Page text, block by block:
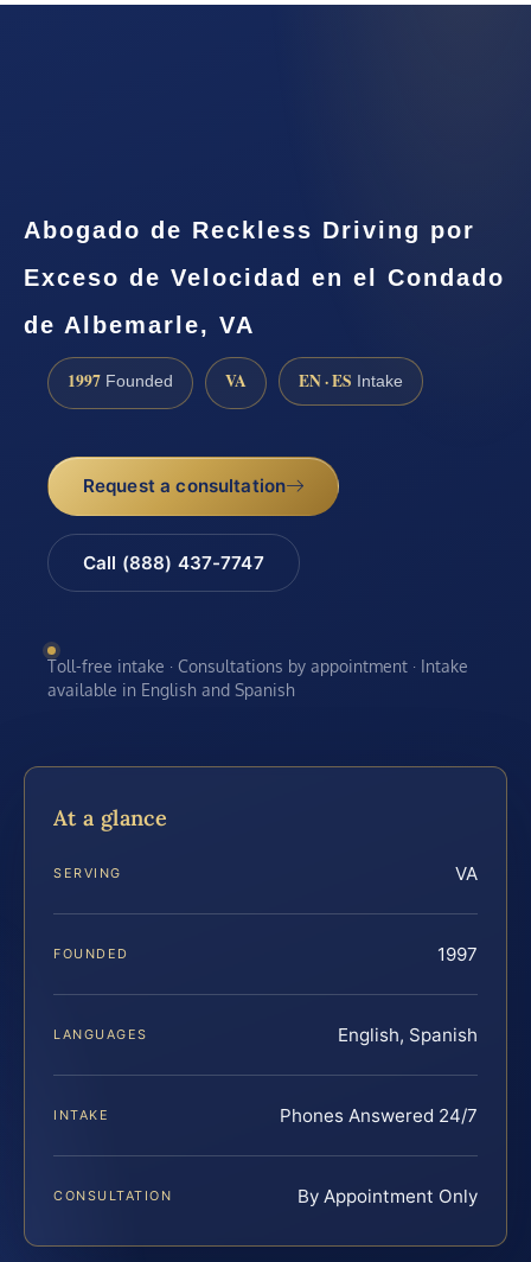
Abogado de Reckless Driving por
Exceso de Velocidad en el Condado
de Albemarle, VA
1997 Founded VA EN · ES Intake
Request a consultation
Call (888) 437-7747
Toll-free intake · Consultations by appointment · Intake
available in English and Spanish
At a glance
SERVING VA
FOUNDED 1997
LANGUAGES English, Spanish
INTAKE Phones Answered 24/7
CONSULTATION By Appointment Only